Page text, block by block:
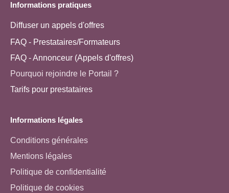
Informations pratiques
Diffuser un appels d'offres
FAQ - Prestataires/Formateurs
FAQ - Annonceur (Appels d'offres)
Pourquoi rejoindre le Portail ?
Tarifs pour prestataires
Informations légales
Conditions générales
Mentions légales
Politique de confidentialité
Politique de cookies